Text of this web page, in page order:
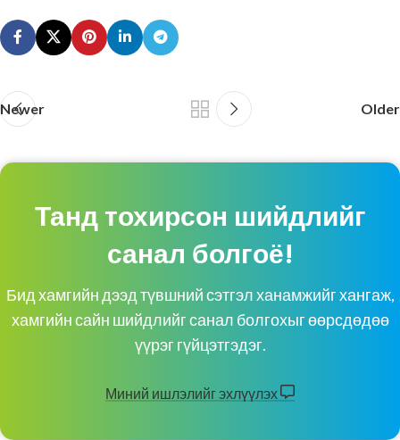
Newer Older
Танд тохирсон шийдлийг
санал болгоё!
Бид хамгийн дээд түвшний сэтгэл ханамжийг хангаж,
хамгийн сайн шийдлийг санал болгохыг өөрсдөдөө
үүрэг гүйцэтгэдэг.
Миний ишлэлийг эхлүүлэх